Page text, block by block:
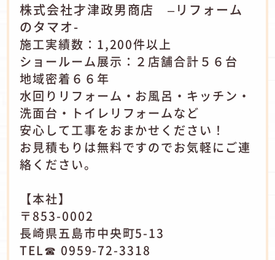
株式会社才津政男商店 –リフォーム
のタマオ-
施工実績数：1,200件以上
ショールーム展示：２店舗合計５６台
地域密着６６年
水回りリフォーム・お風呂・キッチン・
洗面台・トイレリフォームなど
安心して工事をおまかせください！
お見積もりは無料ですのでお気軽にご連
絡ください。
【本社】
〒853-0002
長崎県五島市中央町5-13
TEL☎ 0959-72-3318